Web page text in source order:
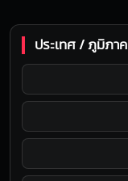
ประเทศ / ภูมิภาค